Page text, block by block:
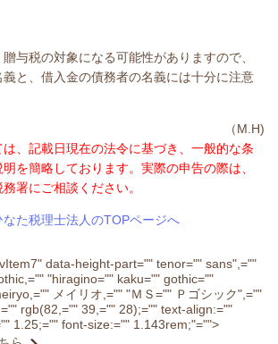
与税の対象になる可能性がありますので、
と、借入金の債務者の名義には十分に注意
（M.H)
、記載日現在の法令に基づき、一般的な条
を簡略しております。実際の申告の際は、
務署にご相談ください。
た税理士法人のTOPページへ
data-height-part="" tenor="" sans",=""
"hiragino="" kaku="" gothic=""
メイリオ,="" "ＭＳ="" Ｐゴシック",=""
rgb(82,="" 39,="" 28);="" text-align:=""
1.25;="" font-size:="" 1.143rem;"="">